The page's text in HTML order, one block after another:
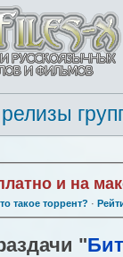
и на
такое торрент? ·
"